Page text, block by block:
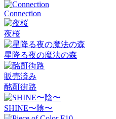
Connection
夜桜
星降る夜の魔法の森
販売済み
酩酊街路
SHINE〜陰〜